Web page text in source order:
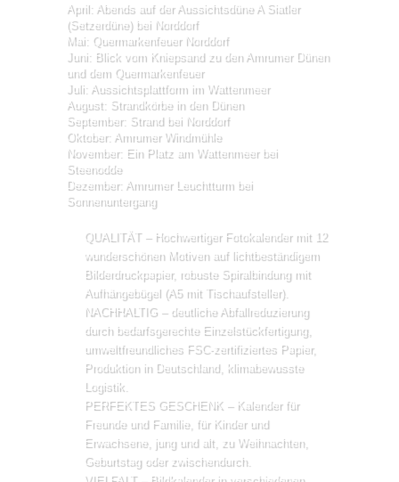
April: Abends auf der Aussichtsdüne A Siatler
(Setzerdüne) bei Norddorf
Mai: Quermarkenfeuer Norddorf
Juni: Blick vom Kniepsand zu den Amrumer Dünen
und dem Quermarkenfeuer
Juli: Aussichtsplattform im Wattenmeer
August: Strandkörbe in den Dünen
September: Strand bei Norddorf
Oktober: Amrumer Windmühle
November: Ein Platz am Wattenmeer bei
Steenodde
Dezember: Amrumer Leuchtturm bei
Sonnenuntergang
QUALITÄT – Hochwertiger Fotokalender mit 12
wunderschönen Motiven auf lichtbeständigem
Bilderdruckpapier, robuste Spiralbindung mit
Aufhängebügel (A5 mit Tischaufsteller).
NACHHALTIG – deutliche Abfallreduzierung
durch bedarfsgerechte Einzelstückfertigung,
umweltfreundliches FSC-zertifiziertes Papier,
Produktion in Deutschland, klimabewusste
Logistik.
PERFEKTES GESCHENK – Kalender für
Freunde und Familie, für Kinder und
Erwachsene, jung und alt, zu Weihnachten,
Geburtstag oder zwischendurch.